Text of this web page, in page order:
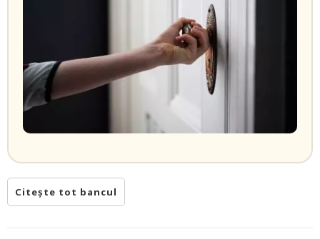
Citește tot bancul